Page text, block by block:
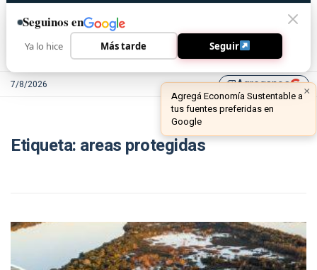
7/8/2026 library_addAgreganos ×
Agregá Economía Sustentable a
tus fuentes preferidas en
Google
Etiqueta: areas protegidas
Seguinos en
Ya lo hice Más tarde Seguir